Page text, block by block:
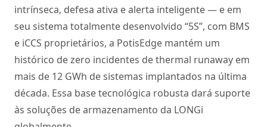
intrínseca, defesa ativa e alerta inteligente — e em
seu sistema totalmente desenvolvido “5S”, com BMS
e iCCS proprietários, a PotisEdge mantém um
histórico de zero incidentes de thermal runaway em
mais de 12 GWh de sistemas implantados na última
década. Essa base tecnológica robusta dará suporte
às soluções de armazenamento da LONGi